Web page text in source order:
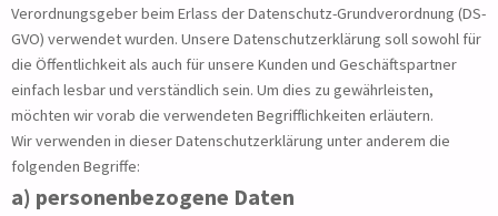
Verordnungsgeber beim Erlass der Datenschutz-Grundverordnung (DS-
GVO) verwendet wurden. Unsere Datenschutzerklärung soll sowohl für
die Öffentlichkeit als auch für unsere Kunden und Geschäftspartner
einfach lesbar und verständlich sein. Um dies zu gewährleisten,
möchten wir vorab die verwendeten Begrifflichkeiten erläutern.
Wir verwenden in dieser Datenschutzerklärung unter anderem die
folgenden Begriffe:
a) personenbezogene Daten